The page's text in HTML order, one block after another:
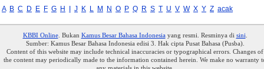
A B C D E F G H J K L M N O P Q R S T U V W X Y Z acak
KBBI Online. Bukan Kamus Besar Bahasa Indonesiayang resmi. Resminya di sini
Sumber: Kamus Besar Bahasa Indonesia edisi 3. Hak cipta Pusat Bahasa (Pusba).
Content of this website may include technical inaccuracies or typographical errors. Changes of
the content may periodically made to the information contained herein. We make no warranty